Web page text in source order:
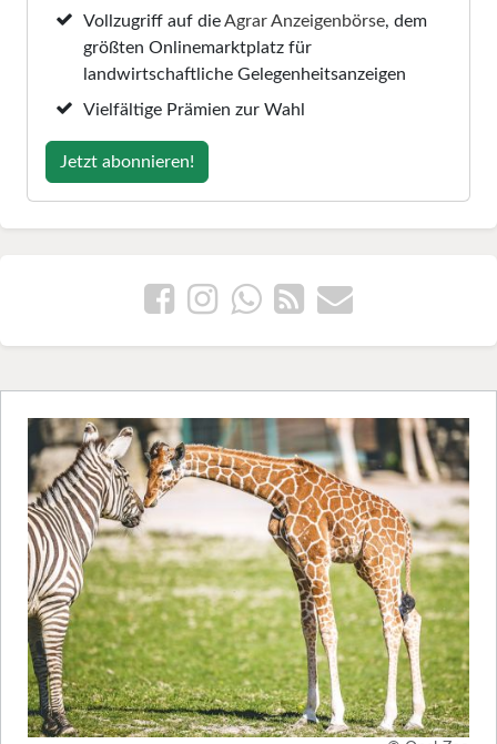
Vollzugriff auf dieAgrar Anzeigenbörse, dem
größten Onlinemarktplatz für
landwirtschaftliche Gelegenheitsanzeigen
Vielfältige Prämien zur Wahl
Jetzt abonnieren!